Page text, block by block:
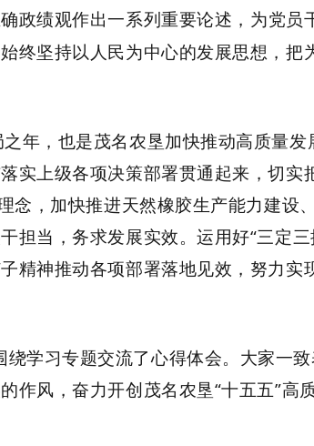
政绩观作出一系列重要论述 ， 为党员
终坚持以人民为中心的发展思想，
年，也是茂名农垦加快推动高质量
实上级各项决策部署贯通起来，切
念，加快推进天然橡胶生产能力建设
担当，务求发展实效。运用好“三定
精神推动各项部署落地见效，努力
学习专题交流了心得体会。大家一
作风，奋力开创茂名农垦“十五五”高